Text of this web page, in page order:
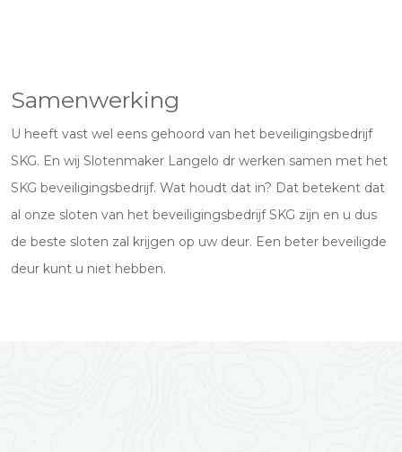
Samenwerking
U heeft vast wel eens gehoord van het beveiligingsbedrijf
SKG. En wij Slotenmaker Langelo dr werken samen met het
SKG beveiligingsbedrijf. Wat houdt dat in? Dat betekent dat
al onze sloten van het beveiligingsbedrijf SKG zijn en u dus
de beste sloten zal krijgen op uw deur. Een beter beveiligde
deur kunt u niet hebben.